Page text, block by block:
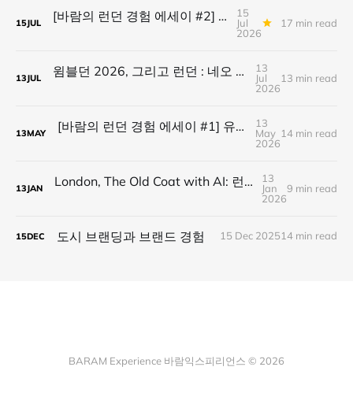
15JUL [바람의 런던 경험 에세이 #2] 윔블던 사전 답사기: 잔디, 고독, 그리고 행운
15
Jul
2026
17 min read
13JUL 윔블던 2026, 그리고 런던 : 네오 폴리매스를 닮은 도시 브랜드
13
Jul
2026
13 min read
13MAY [바람의 런던 경험 에세이 #1] 유로스타 첫 경험: 짐, 샴페인, 그리고 노이즈 캔슬링
13
May
2026
14 min read
13JAN London, The Old Coat with AI: 런던, 낡은 코트 속의 인공지능
13
Jan
2026
9 min read
15DEC 도시 브랜딩과 브랜드 경험 15 Dec 202514 min read
BARAM Experience 바람익스피리언스 © 2026